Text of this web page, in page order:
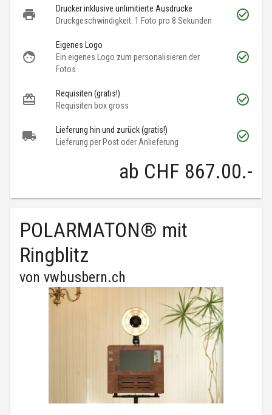
Drucker inklusive unlimitierte Ausdrucke
Druckgeschwindigkeit: 1 Foto pro 8 Sekunden
Eigenes Logo
Ein eigenes Logo zum personalisieren der
Fotos
Requisiten (gratis!)
Requisiten box gross
Lieferung hin und zurück (gratis!)
Lieferung per Post oder Anlieferung
ab CHF 867.00.-
POLARMATON® mit
Ringblitz
von vwbusbern.ch